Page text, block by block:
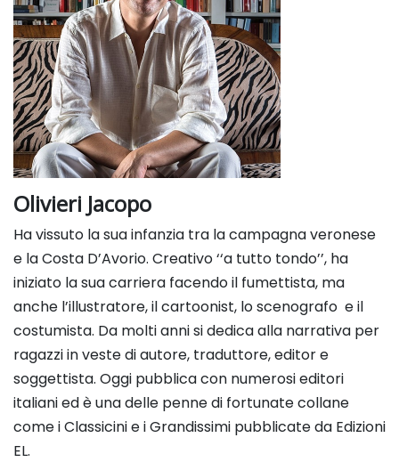
Olivieri Jacopo
Ha vissuto la sua infanzia tra la campagna veronese
e la Costa D’Avorio. Creativo ‘‘a tutto tondo’’, ha
iniziato la sua carriera facendo il fumettista, ma
anche l’illustratore, il cartoonist, lo scenografo e il
costumista. Da molti anni si dedica alla narrativa per
ragazzi in veste di autore, traduttore, editor e
soggettista. Oggi pubblica con numerosi editori
italiani ed è una delle penne di fortunate collane
come i Classicini e i Grandissimi pubblicate da Edizioni
EL.